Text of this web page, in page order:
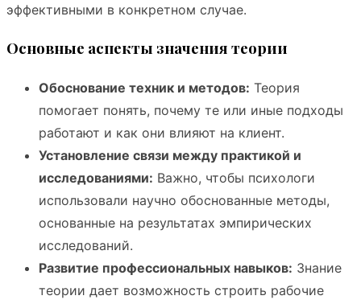
эффективными в конкретном случае.
Основные аспекты значения теории
Обоснование техник и методов: Теория
помогает понять, почему те или иные подходы
работают и как они влияют на клиент.
Установление связи между практикой и
исследованиями: Важно, чтобы психологи
использовали научно обоснованные методы,
основанные на результатах эмпирических
исследований.
Развитие профессиональных навыков: Знание
теории дает возможность строить рабочие